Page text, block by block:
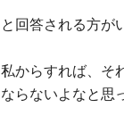
と回答される方が
私からすれば、そ
ならないよなと思